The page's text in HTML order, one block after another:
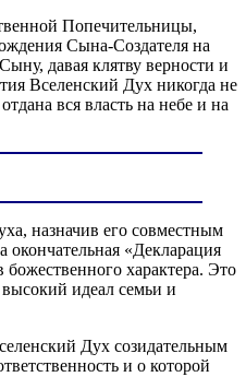
Попечительницы,
Сына-Создателя на
давая клятву верности и
Вселенский Дух никогда не
вся власть на небе и на
назначив его совместным
окончательная «Декларация
характера. Это
идеал семьи и
Дух созидательным
и о которой